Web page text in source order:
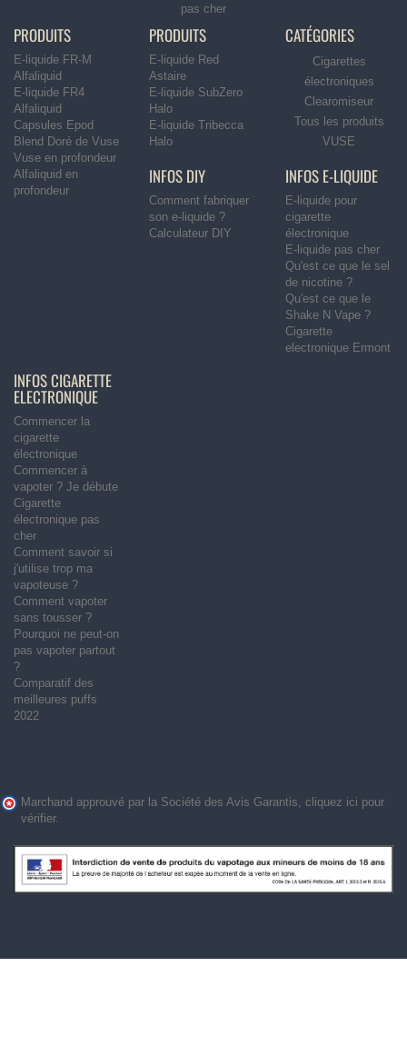
pas cher
PRODUITS
E-liquide FR-M
Alfaliquid
E-liquide FR4
Alfaliquid
Capsules Epod
Blend Doré de Vuse
Vuse en profondeur
Alfaliquid en
profondeur
PRODUITS
E-liquide Red
Astaire
E-liquide SubZero
Halo
E-liquide Tribecca
Halo
CATÉGORIES
Cigarettes
électroniques
Clearomiseur
Tous les produits
VUSE
INFOS DIY
Comment fabriquer
son e-liquide ?
Calculateur DIY
INFOS E-LIQUIDE
E-liquide pour
cigarette
électronique
E-liquide pas cher
Qu'est ce que le sel
de nicotine ?
Qu'est ce que le
Shake N Vape ?
Cigarette
electronique Ermont
INFOS CIGARETTE
ELECTRONIQUE
Commencer la
cigarette
électronique
Commencer à
vapoter ? Je débute
Cigarette
électronique pas
cher
Comment savoir si
j'utilise trop ma
vapoteuse ?
Comment vapoter
sans tousser ?
Pourquoi ne peut-on
pas vapoter partout
?
Comparatif des
meilleures puffs
2022
Marchand approuvé par la Société des Avis Garantis, cliquez ici pour
vérifier.